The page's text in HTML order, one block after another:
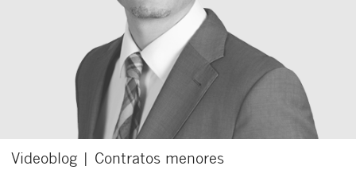
Videoblog | Contratos menores